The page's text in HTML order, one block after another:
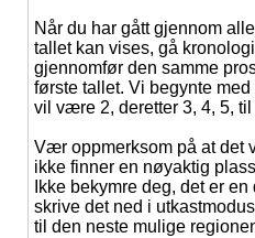
Når du har gått gjennom
tallet kan vises, gå
gjennomfør den samme
første tallet. Vi begynte
vil være 2, deretter 3, 4, 5, til
Vær oppmerksom på at det
ikke finner en nøyaktig
Ikke bekymre deg, det er
skrive det ned i
til den neste mulige